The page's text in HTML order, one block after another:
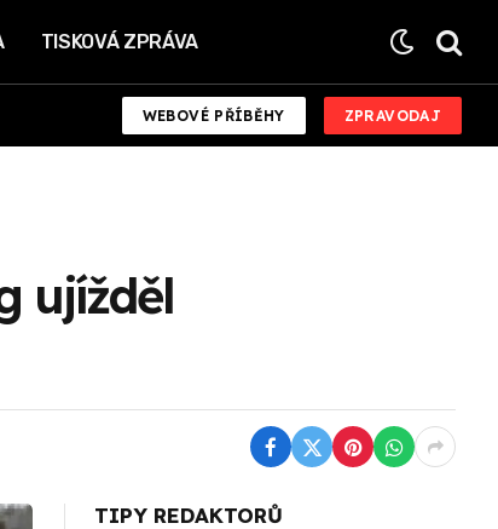
TISKOVÁ ZPRÁVA
WEBOVÉ PŘÍBĚHY ZPRAVODAJ
ujížděl
TIPY REDAKTORŮ